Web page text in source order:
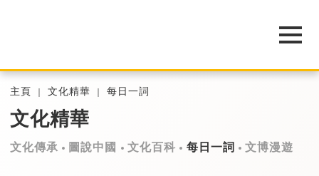
主頁 文化精華 每日一詞
文化精華
文化傳承 圖說中國 文化百科 每日一詞 文博漫遊